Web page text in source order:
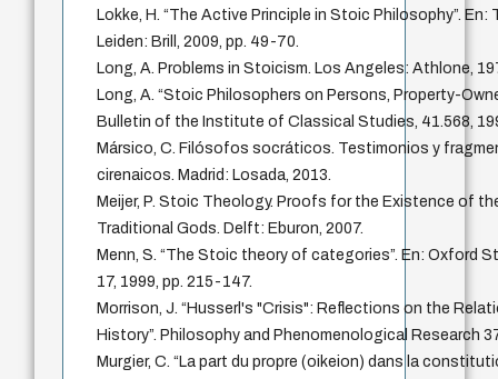
Lokke, H. “The Active Principle in Stoic Philosophy”. En:
Leiden: Brill, 2009, pp. 49-70.
Long, A. Problems in Stoicism. Los Angeles: Athlone,
Long, A. “Stoic Philosophers on Persons, Property-
Bulletin of the Institute of Classical Studies, 41.568,
Mársico, C. Filósofos socráticos. Testimonios y
cirenaicos. Madrid: Losada, 2013.
Meijer, P. Stoic Theology. Proofs for the Existence of
Traditional Gods. Delft: Eburon, 2007.
Menn, S. “The Stoic theory of categories”. En: Oxford
17, 1999, pp. 215-147.
Morrison, J. “Husserl's "Crisis": Reflections on the
History”. Philosophy and Phenomenological Research
Murgier, C. “La part du propre (oikeion) dans la